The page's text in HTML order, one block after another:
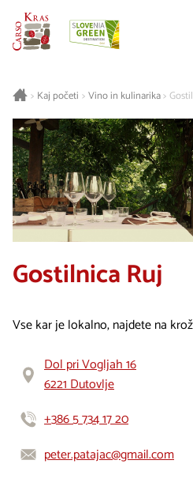
> Kaj početi > Vino in kulinarika>
Gostilnica Ruj
Vse kar je lokalno, najdete na
Dol pri Vogljah 16
6221 Dutovlje
+386 5 734 17 20
peter.patajac@gmail.com